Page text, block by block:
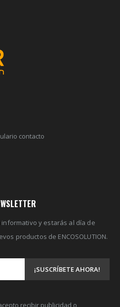
contacto
y estarás al día de
productos de ENCOSOLUTION.
recibir publicidad o